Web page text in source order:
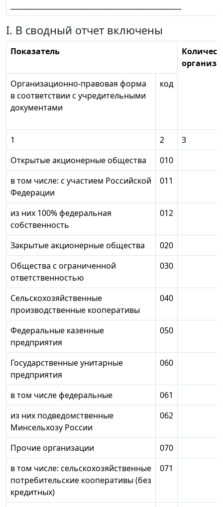
I. В сводный отчет включены
Показатель
Организационно-правовая форма
в соответствии с учредительными
документами
код
1 2
3
Открытые акционерные общества
010
в том числе: с участием Российской
Федерации
011
из них 100% федеральная
собственность
012
Закрытые акционерные общества
020
Общества с ограниченной
ответственностью
030
Сельскохозяйственные
производственные кооперативы
040
Федеральные казенные
предприятия
050
Государственные унитарные
предприятия
060
в том числе федеральные
061
из них подведомственные
Минсельхозу России
062
Прочие организации
070
в том числе: сельскохозяйственные
потребительские кооперативы (без
кредитных)
071